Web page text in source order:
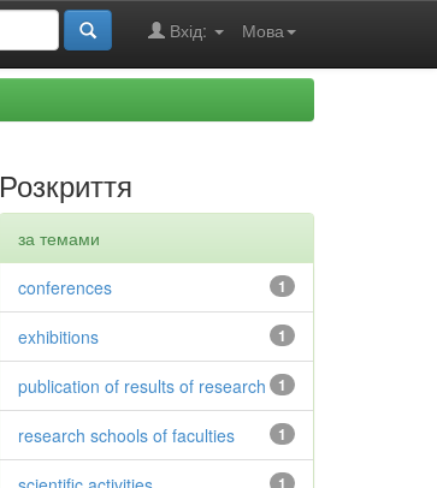
Мова
Вхід:
Розкриття
за темами
1
conferences
1
exhibitions
1
publication of results of research
1
research schools of faculties
1